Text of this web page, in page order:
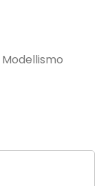
Modellismo